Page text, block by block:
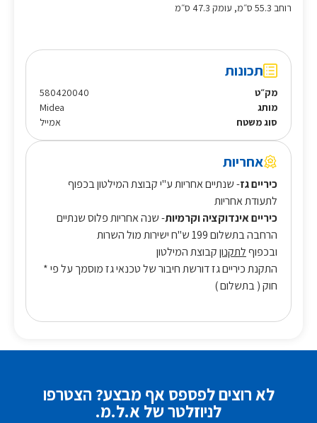
רוחב 55.3 ס״מ, עומק 47.3 ס״מ
תכונות
מק״ט
580420040
מותג
Midea
סוג משטח
אמייל
אחריות
כיריים גז- שנתיים אחריות ע"י קבוצת המילטון בכפוף
לתעודת אחריות
כיריים אינדוקציה וקרמיות- שנה אחריות פלוס שנתיים
הרחבה בתשלום 199 ש"ח ישירות מול השרות
ובכפוףלתקנוןקבוצת המילטון
* התקנת כיריים גז דורשת חיבור של טכנאי גז מוסמך על פי
חוק ( בתשלום )
לא רוצים לפספס אף מבצע? הצטרפו
לניוזלטר של א.ל.מ.